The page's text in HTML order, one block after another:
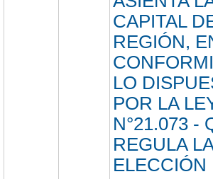
CAPITAL
REGIÓN,
LO
POR LA
N°21.073 -
REGULA
ELECCIÓN